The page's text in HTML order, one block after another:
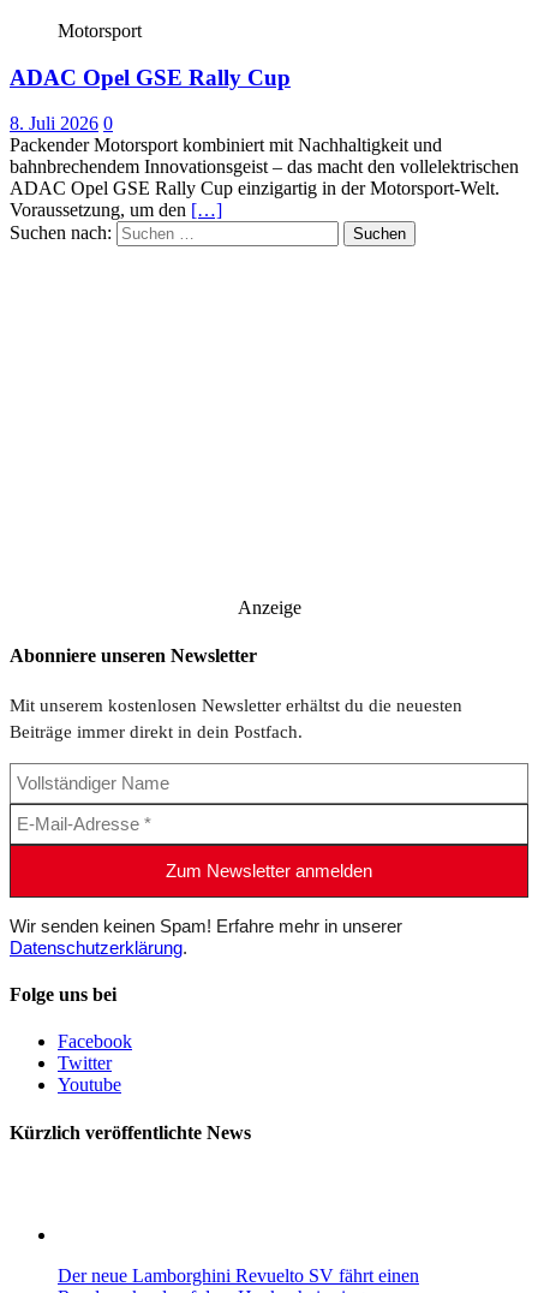
Motorsport
ADAC Opel GSE Rally Cup
8. Juli 2026 0
Packender Motorsport kombiniert mit Nachhaltigkeit und
bahnbrechendem Innovationsgeist – das macht den vollelektrischen
ADAC Opel GSE Rally Cup einzigartig in der Motorsport-Welt.
Voraussetzung, um den […]
Suchen nach:
Anzeige
Abonniere unseren Newsletter
Mit unserem kostenlosen Newsletter erhältst du die neuesten
Beiträge immer direkt in dein Postfach.
Wir senden keinen Spam! Erfahre mehr in unserer
Datenschutzerklärung.
Folge uns bei
Facebook
Twitter
Youtube
Kürzlich veröffentlichte News
Der neue Lamborghini Revuelto SV fährt einen